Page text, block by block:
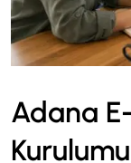
Adana